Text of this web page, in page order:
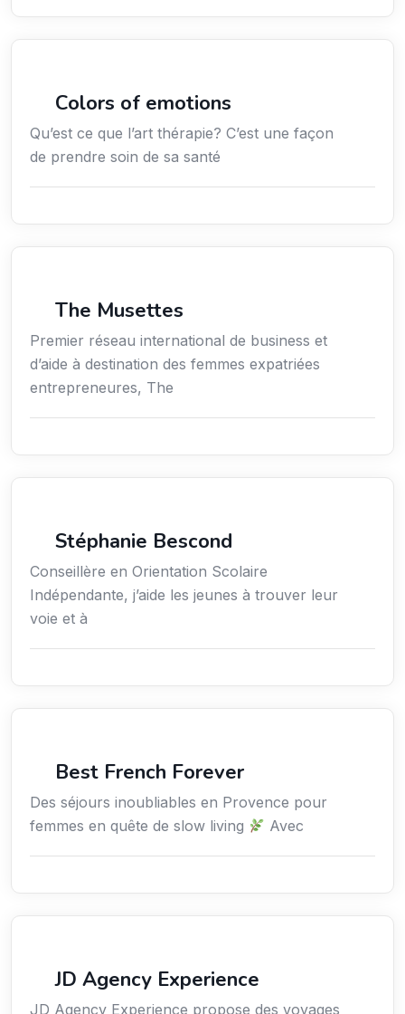
Colors of emotions
Qu’est ce que l’art thérapie? C’est une façon
de prendre soin de sa santé
The Musettes
Premier réseau international de business et
d’aide à destination des femmes expatriées
entrepreneures, The
Stéphanie Bescond
Conseillère en Orientation Scolaire
Indépendante, j’aide les jeunes à trouver leur
voie et à
Best French Forever
Des séjours inoubliables en Provence pour
femmes en quête de slow living
Avec
JD Agency Experience
JD Agency Experience propose des voyages